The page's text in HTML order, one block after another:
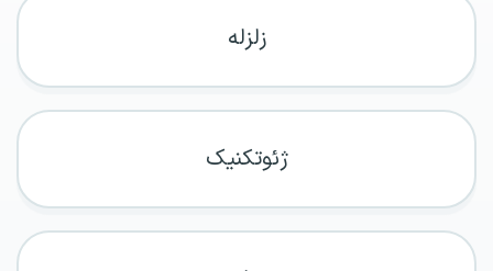
زلزله
ژئوتکنیک